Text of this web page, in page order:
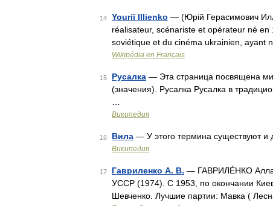
14 Youriï Illienko — (Юрій Герасимович
réalisateur, scénariste et opérateur né
soviétique et du cinéma ukrainien, ayant
Wikipédia en Français
15 Русалка — Эта страница посвящена
(значения). Русалка Русалка в
Википедия
16 Вила — У этого термина существуют и
Википедия
17 Гавриленко А. В. — ГАВРИЛÉНКО Алла
УССР (1974). С 1953, по окончании
Шевченко. Лучшие партии: Мавка (